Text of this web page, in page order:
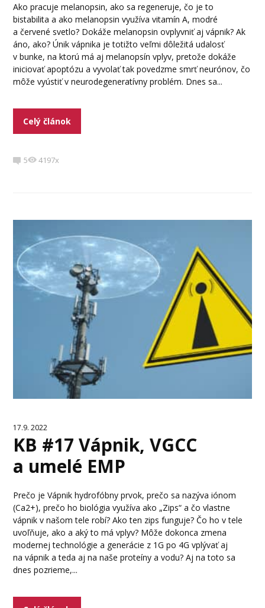
Ako pracuje melanopsin, ako sa regeneruje, čo je to
bistabilita a ako melanopsin využíva vitamín A, modré
a červené svetlo? Dokáže melanopsin ovplyvniť aj vápnik? Ak
áno, ako? Únik vápnika je totižto veľmi dôležitá udalosť
v bunke, na ktorú má aj melanopsín vplyv, pretože dokáže
iniciovať apoptózu a vyvolať tak povedzme smrť neurónov, čo
môže vyústiť v neurodegeneratívny problém. Dnes sa...
Celý článok
5 4197x
17.9. 2022
KB #17 Vápnik, VGCC
a umelé EMP
Prečo je Vápnik hydrofóbny prvok, prečo sa nazýva iónom
(Ca2+), prečo ho biológia využíva ako „Zips“ a čo vlastne
vápnik v našom tele robí? Ako ten zips funguje? Čo ho v tele
uvoľňuje, ako a aký to má vplyv? Môže dokonca zmena
modernej technológie a generácie z 1G po 4G vplývať aj
na vápnik a teda aj na naše proteíny a vodu? Aj na toto sa
dnes pozrieme,...